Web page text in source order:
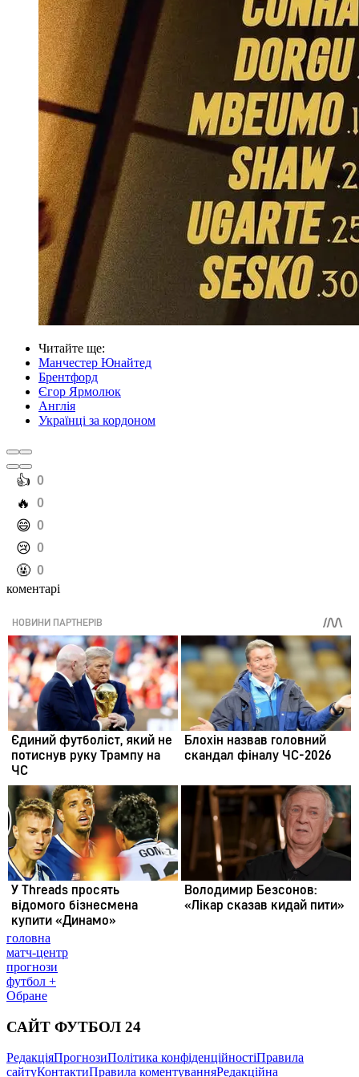
Читайте ще:
Манчестер Юнайтед
Брентфорд
Єгор Ярмолюк
Англія
Українці за кордоном
️👍 0
️🔥 0
️😄 0
️😢 0
️🤬 0
коментарі
головна
матч-центр
прогнози
футбол +
Обране
САЙТ ФУТБОЛ 24
РедакціяПрогнозиПолітика конфіденційностіПравила
сайтуКонтактиПравила коментуванняРедакційна